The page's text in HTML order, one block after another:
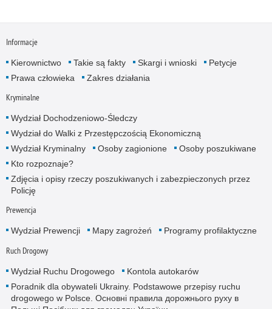
Informacje
Kierownictwo Takie są fakty Skargi i wnioski
Petycje
Prawa człowieka
Zakres działania
Kryminalne
Wydział Dochodzeniowo-Śledczy
Wydział do Walki z Przestępczością Ekonomiczną
Wydział Kryminalny
Osoby zagionione
Osoby poszukiwane
Kto rozpoznaje?
Zdjęcia i opisy rzeczy poszukiwanych i zabezpieczonych przez
Policję
Prewencja
Wydział Prewencji Mapy zagrożeń Programy profilaktyczne
Ruch Drogowy
Wydział Ruchu Drogowego
Kontola autokarów
Poradnik dla obywateli Ukrainy. Podstawowe przepisy ruchu
drogowego w Polsce. Основні правила дорожнього руху в